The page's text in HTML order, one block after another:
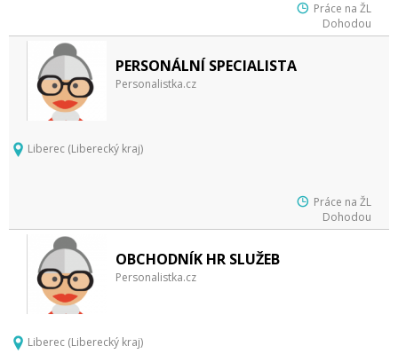
Práce na ŽL
Dohodou
PERSONÁLNÍ SPECIALISTA
Personalistka.cz
Liberec (Liberecký kraj)
Práce na ŽL
Dohodou
OBCHODNÍK HR SLUŽEB
Personalistka.cz
Liberec (Liberecký kraj)